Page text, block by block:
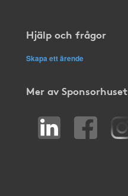
Hjälp och frågor
Skapa ett ärende
Mer av Sponsorhuset